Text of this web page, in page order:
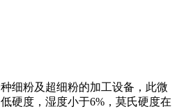
细粉及超细粉的加工设备，此微
硬度，湿度小于6%，莫氏硬度在